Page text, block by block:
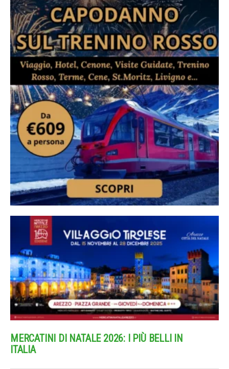
MERCATINI DI NATALE 2026: I PIÙ BELLI IN
ITALIA